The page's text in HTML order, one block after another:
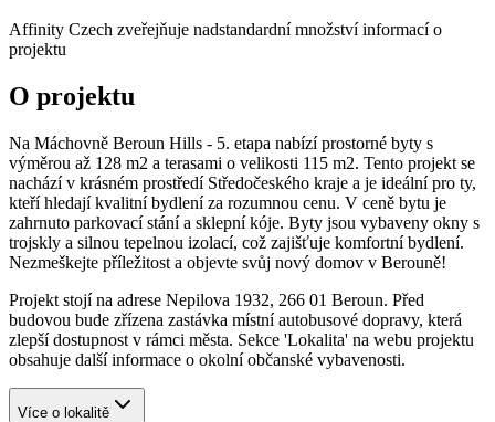
Affinity Czech zveřejňuje nadstandardní množství informací o
projektu
O projektu
Na Máchovně Beroun Hills - 5. etapa nabízí prostorné byty s
výměrou až 128 m2 a terasami o velikosti 115 m2. Tento projekt se
nachází v krásném prostředí Středočeského kraje a je ideální pro ty,
kteří hledají kvalitní bydlení za rozumnou cenu. V ceně bytu je
zahrnuto parkovací stání a sklepní kóje. Byty jsou vybaveny okny s
trojskly a silnou tepelnou izolací, což zajišťuje komfortní bydlení.
Nezmeškejte příležitost a objevte svůj nový domov v Berouně!
Projekt stojí na adrese Nepilova 1932, 266 01 Beroun. Před
budovou bude zřízena zastávka místní autobusové dopravy, která
zlepší dostupnost v rámci města. Sekce 'Lokalita' na webu projektu
obsahuje další informace o okolní občanské vybavenosti.
Více o lokalitě